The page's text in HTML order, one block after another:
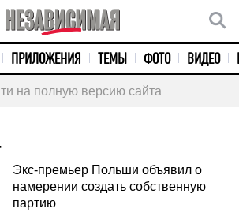
ПРИЛОЖЕНИЯ ТЕМЫ ФОТО ВИДЕО
на полную версию сайта
Экс-премьер Польши объявил о
намерении создать собственную
партию